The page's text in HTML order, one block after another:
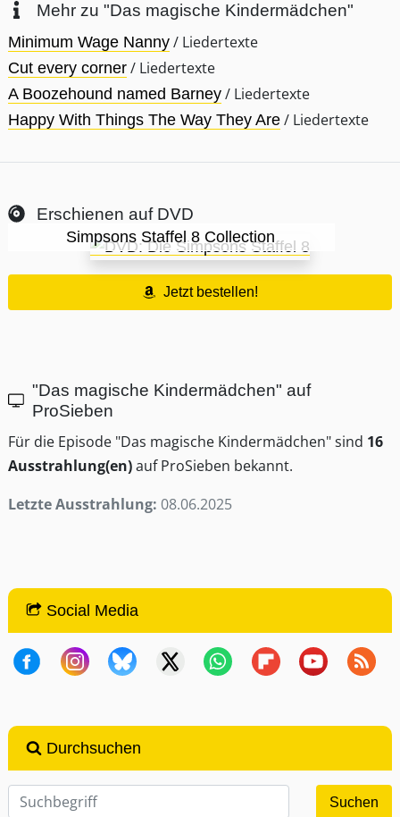
Mehr zu "Das magische Kindermädchen"
Minimum Wage Nanny / Liedertexte
Cut every corner / Liedertexte
A Boozehound named Barney / Liedertexte
Happy With Things The Way They Are / Liedertexte
Erschienen auf DVD
Simpsons Staffel 8 Collection
Jetzt bestellen!
"Das magische Kindermädchen" auf
ProSieben
Für die Episode "Das magische Kindermädchen" sind 16
Ausstrahlung(en)auf ProSieben bekannt.
Letzte Ausstrahlung: 08.06.2025
Social Media
Durchsuchen